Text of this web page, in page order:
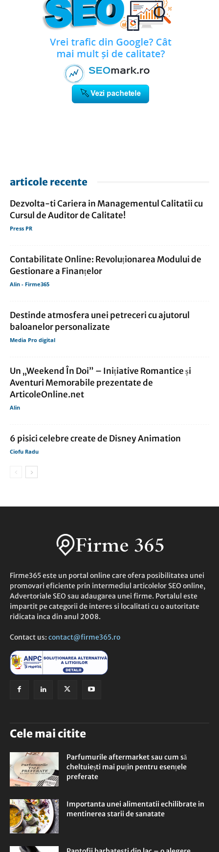
articole recente
Dezvolta-ti Cariera in Managementul Calitatii cu
Cursul de Auditor de Calitate!
Press PR
Contabilitate Online: Revoluționarea Modului de
Gestionare a Finanțelor
Alin - Firme365
Destinde atmosfera unei petreceri cu ajutorul
baloanelor personalizate
Media Pro digital
Un „Weekend În Doi” – Inițiative Romantice și
Aventuri Memorabile prezentate de
ArticoleOnline.net
Alin
6 pisici celebre create de Disney Animation
Ciofu Radu
Firme365 este un portal online care ofera posibilitatea unei
promovari eficiente prin intermediul articolelor SEO online,
Advertoriale SEO sau adaugarea unei firme. Portalul este
impartit pe categorii de interes si localitati cu o autoritate
ridicata inca din anul 2008.
Contact us: contact@firme365.ro
Cele mai citite
Parfumurile aftermarket sau cum să
cheltuiești mai puțin pentru esențele
preferate
Importanta unei alimentatii echilibrate in
mentinerea starii de sanatate